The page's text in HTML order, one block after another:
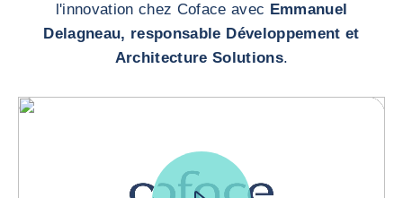
l'innovation chez Coface avec Emmanuel
Delagneau, responsable Développement et
Architecture Solutions.